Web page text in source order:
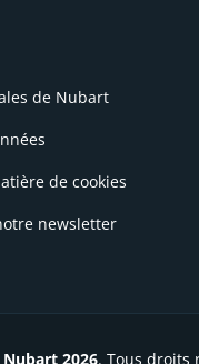
de Nubart
de cookies
newsletter
Nubart 2026. Tous droits